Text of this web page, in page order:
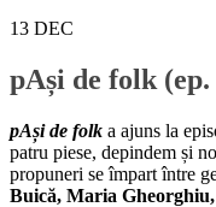
13 DEC
pAși de folk (ep.
pAși de folk a ajuns la
patru piese, depindem și
propuneri se împart între
Buică, Maria